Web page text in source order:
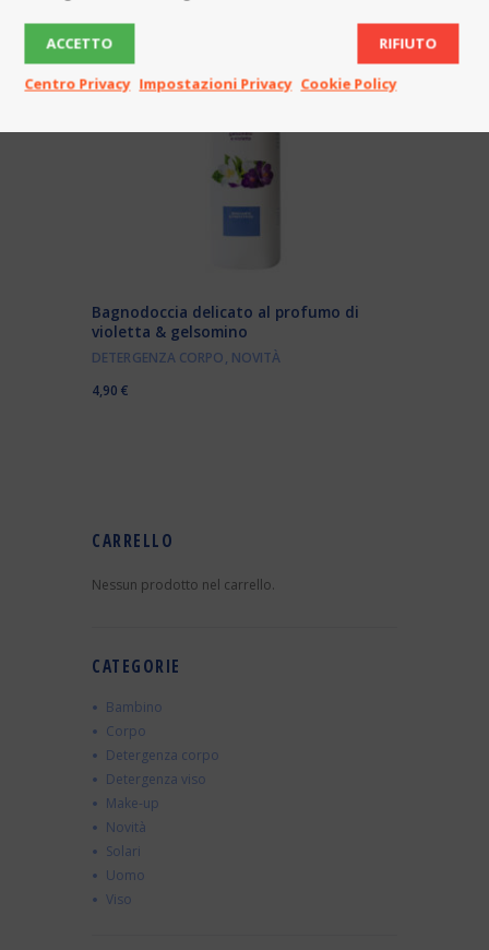
Bagnodoccia delicato al profumo di
violetta & gelsomino
DETERGENZA CORPO, NOVITÀ
4,90 €
CARRELLO
Nessun prodotto nel carrello.
CATEGORIE
Bambino
Corpo
Detergenza corpo
Detergenza viso
Make-up
Novità
Solari
Uomo
Viso
ACCETTO RIFIUTO
Centro Privacy Impostazioni Privacy Cookie Policy